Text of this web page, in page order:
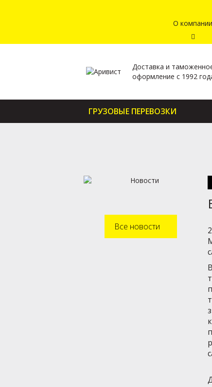
О компании
Доставка и
оформление с 1992
ГРУЗОВЫЕ ПЕРЕВОЗКИ
Все новости